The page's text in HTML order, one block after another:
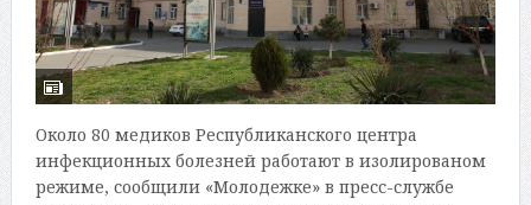
Около 80 медиков Республиканского центра
инфекционных болезней работают в изолированом
режиме, сообщили «Молодежке» в пресс-службе